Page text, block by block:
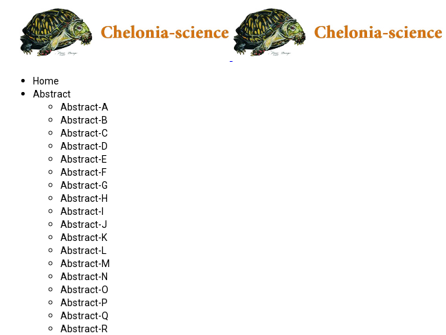
Home
Abstract
Abstract-A
Abstract-B
Abstract-C
Abstract-D
Abstract-E
Abstract-F
Abstract-G
Abstract-H
Abstract-I
Abstract-J
Abstract-K
Abstract-L
Abstract-M
Abstract-N
Abstract-O
Abstract-P
Abstract-Q
Abstract-R